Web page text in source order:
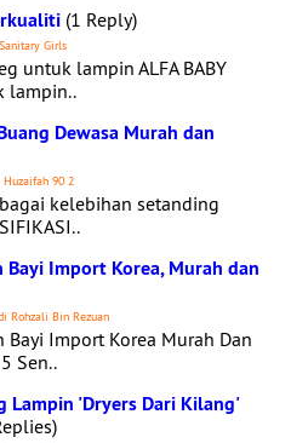
(1 Reply)
Girls
untuk lampin ALFA BABY
lampin..
Dewasa Murah dan
Huzaifah 90 2
kelebihan setanding
Bayi Import Korea, Murah dan
Rohzali Bin Rezuan
Bayi Import Korea Murah Dan
Sen..
Lampin 'Dryers Dari Kilang'